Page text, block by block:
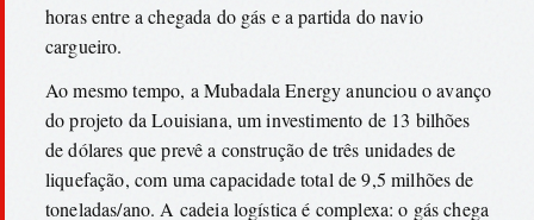
horas entre a chegada do gás e a partida do navio
cargueiro.
Ao mesmo tempo, a Mubadala Energy anunciou o avanço
do projeto da Louisiana, um investimento de 13 bilhões
de dólares que prevê a construção de três unidades de
liquefação, com uma capacidade total de 9,5 milhões de
toneladas/ano. A cadeia logística é complexa: o gás chega